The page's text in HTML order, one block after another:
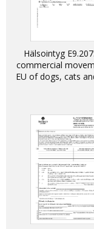
Hälsointyg
commercial
EU of dogs, cats